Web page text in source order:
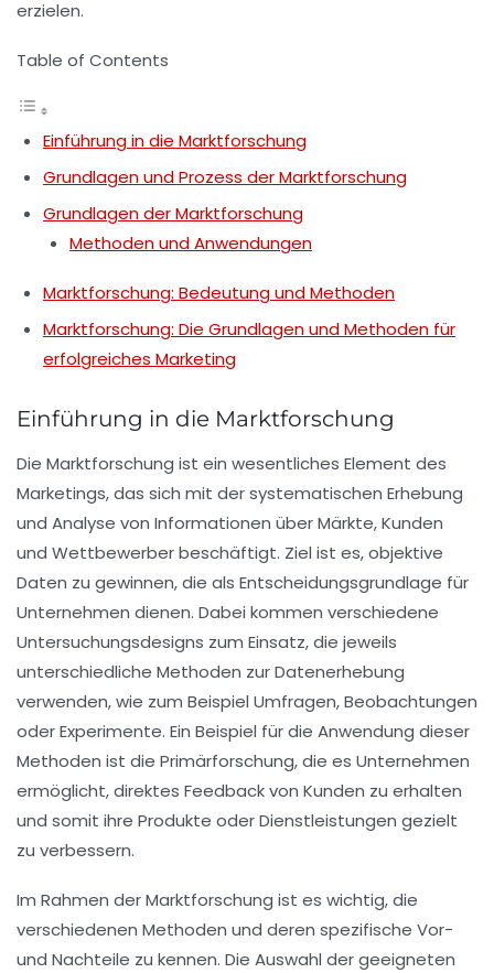
erzielen.
Table of Contents
Einführung in die Marktforschung
Grundlagen und Prozess der Marktforschung
Grundlagen der Marktforschung
Methoden und Anwendungen
Marktforschung: Bedeutung und Methoden
Marktforschung: Die Grundlagen und Methoden für
erfolgreiches Marketing
Einführung in die Marktforschung
Die Marktforschung ist ein wesentliches Element des
Marketings, das sich mit der systematischen Erhebung
und Analyse von Informationen über Märkte, Kunden
und Wettbewerber beschäftigt. Ziel ist es, objektive
Daten zu gewinnen, die als Entscheidungsgrundlage für
Unternehmen dienen. Dabei kommen verschiedene
Untersuchungsdesigns zum Einsatz, die jeweils
unterschiedliche Methoden zurDatenerhebung
verwenden, wie zum Beispiel Umfragen, Beobachtungen
oder Experimente. Ein Beispiel für die Anwendung dieser
Methoden ist die Primärforschung, die es Unternehmen
ermöglicht, direktes Feedback von Kunden zu erhalten
und somit ihre Produkte oder Dienstleistungen gezielt
zu verbessern.
Im Rahmen der Marktforschung ist es wichtig, die
verschiedenen Methoden und deren spezifische Vor-
und Nachteile zu kennen. Die Auswahl der geeigneten